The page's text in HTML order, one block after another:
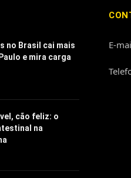
no Brasil cai mais
e mira carga
cão feliz: o
na
E-